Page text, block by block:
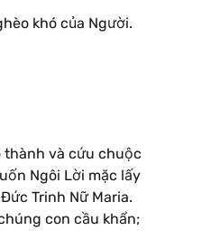
khó của Người.
thành và cứu chuộc
Ngôi Lời mặc lấy
Trinh Nữ Maria.
con cầu khẩn;